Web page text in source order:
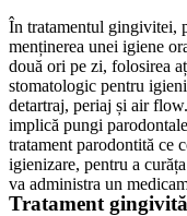
În tratamentul gingivitei,
menținerea unei igiene
două ori pe zi, folosirea
stomatologic pentru
detartraj, periaj și air
implică pungi
tratament parodontită ce
igienizare, pentru a
va administra un
Tratament